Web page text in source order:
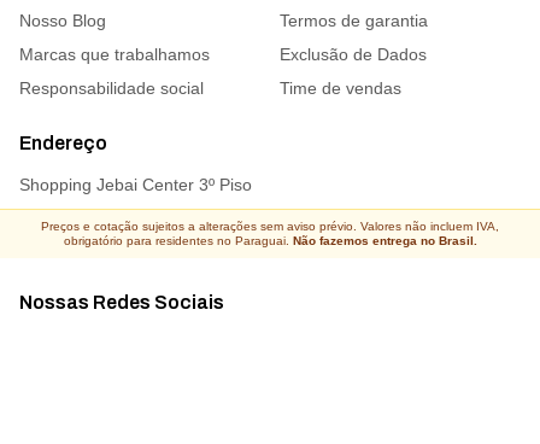
Nosso Blog
Termos de garantia
Marcas que trabalhamos
Exclusão de Dados
Responsabilidade social
Time de vendas
Endereço
Shopping Jebai Center 3º Piso
Nossas Redes Sociais
Preços e cotação sujeitos a alterações sem aviso prévio. Valores não incluem IVA,
obrigatório para residentes no Paraguai. Não fazemos entrega no Brasil.